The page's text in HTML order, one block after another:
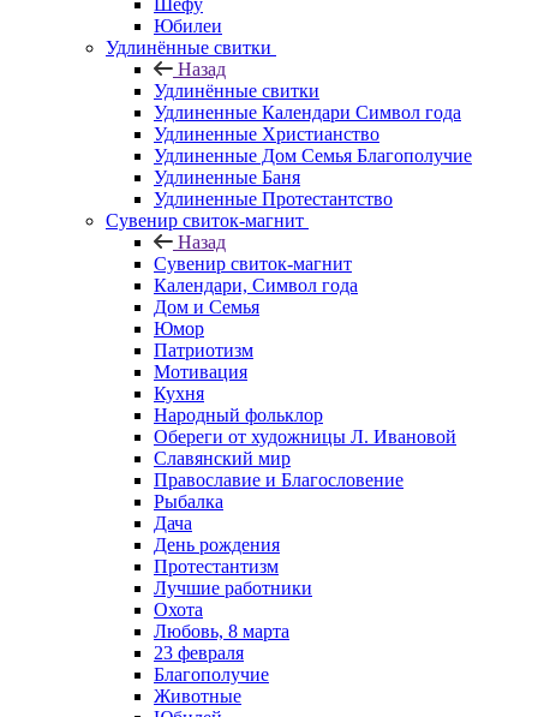
Шефу
Юбилеи
Удлинённые свитки
Назад
Удлинённые свитки
Удлиненные Календари Символ года
Удлиненные Христианство
Удлиненные Дом Семья Благополучие
Удлиненные Баня
Удлиненные Протестантство
Сувенир свиток-магнит
Назад
Сувенир свиток-магнит
Календари, Символ года
Дом и Семья
Юмор
Патриотизм
Мотивация
Кухня
Народный фольклор
Обереги от художницы Л. Ивановой
Славянский мир
Православие и Благословение
Рыбалка
Дача
День рождения
Протестантизм
Лучшие работники
Охота
Любовь, 8 марта
23 февраля
Благополучие
Животные